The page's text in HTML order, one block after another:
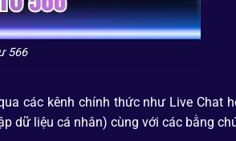
566
các kênh chính thức như Live Chat
dữ liệu cá nhân) cùng với các bằng